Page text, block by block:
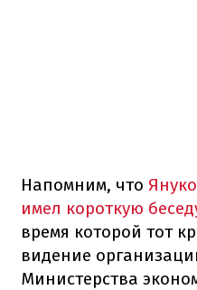
Напомним, что
имел короткую
время которой тот
видение
Министерства